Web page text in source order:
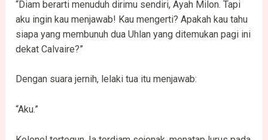
“Diam berarti menuduh dirimu sendiri, Ayah Milon. Tapi
aku ingin kau menjawab! Kau mengerti? Apakah kau tahu
siapa yang membunuh dua Uhlan yang ditemukan pagi ini
dekat Calvaire?”
Dengan suara jernih, lelaki tua itu menjawab:
“Aku.”